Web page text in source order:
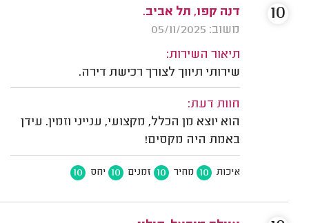
דנה קפו, תל אביב.
משוב: 05/11/2025
תיאור השירות:
שירותי תיווך לצורך רכישת דירה.
חוות דעת:
הוא יוצא מן הכלל, מקצועי, ענייני וזמין. עידן
באמת היה מקסים!
איכות 10 מחיר 10 זמנים 10 יחס 10
10